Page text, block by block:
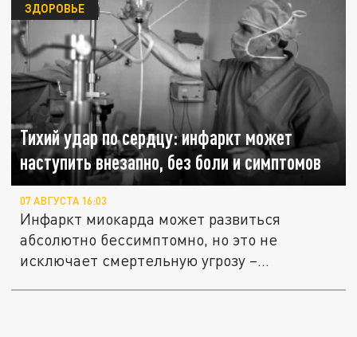
Тихий удар по сердцу: инфаркт может
наступить внезапно, без боли и симптомов
ЗДОРОВЬЕ
07 АВГУСТА 16:03
Инфаркт миокарда может развиться
абсолютно бессимптомно, но это не
исключает смертельную угрозу –...